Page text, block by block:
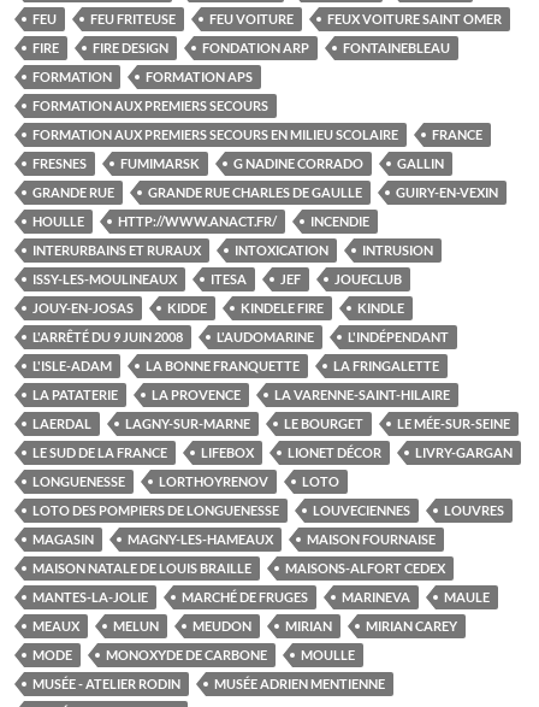
FEU
FEU FRITEUSE FEU VOITURE
FEUX VOITURE SAINT OMER
FIRE
FIRE DESIGN FONDATION ARP
FONTAINEBLEAU
FORMATION
FORMATION APS
FORMATION AUX PREMIERS SECOURS
FORMATION AUX PREMIERS SECOURS EN MILIEU SCOLAIRE
FRANCE
FRESNES
FUMIMARSK G NADINE CORRADO
GALLIN
GRANDE RUE
GRANDE RUE CHARLES DE GAULLE
GUIRY-EN-VEXIN
HOULLE
HTTP://WWW.ANACT.FR/
INCENDIE
INTERURBAINS ET RURAUX
INTOXICATION
INTRUSION
ISSY-LES-MOULINEAUX
ITESA JEF
JOUECLUB
JOUY-EN-JOSAS
KIDDE KINDELE FIRE
KINDLE
L'ARRÊTÉ DU 9 JUIN 2008
L'AUDOMARINE
L'INDÉPENDANT
L'ISLE-ADAM
LA BONNE FRANQUETTE
LA FRINGALETTE
LA PATATERIE
LA PROVENCE
LA VARENNE-SAINT-HILAIRE
LAERDAL
LAGNY-SUR-MARNE LE BOURGET
LE MÉE-SUR-SEINE
LE SUD DE LA FRANCE
LIFEBOX LIONET DÉCOR
LIVRY-GARGAN
LONGUENESSE
LORTHOYRENOV
LOTO
LOTO DES POMPIERS DE LONGUENESSE
LOUVECIENNES
LOUVRES
MAGASIN
MAGNY-LES-HAMEAUX
MAISON FOURNAISE
MAISON NATALE DE LOUIS BRAILLE
MAISONS-ALFORT CEDEX
MANTES-LA-JOLIE
MARCHÉ DE FRUGES MARINEVA
MAULE
MEAUX
MELUN MEUDON MIRIAN
MIRIAN CAREY
MODE
MONOXYDE DE CARBONE
MOULLE
MUSÉE - ATELIER RODIN
MUSÉE ADRIEN MENTIENNE